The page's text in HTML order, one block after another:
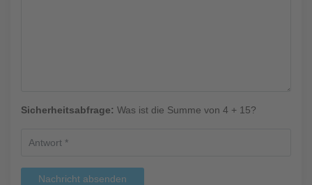
Sicherheitsabfrage: Was ist die Summe von 4 + 15?
Nachricht absenden